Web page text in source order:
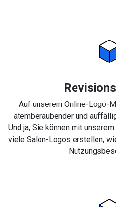
Auf unserem Online-Logo-
atemberaubender und
Und ja, Sie können mit
viele Salon-Logos erstellen,